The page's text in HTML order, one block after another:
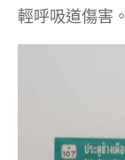
輕呼吸道傷害。